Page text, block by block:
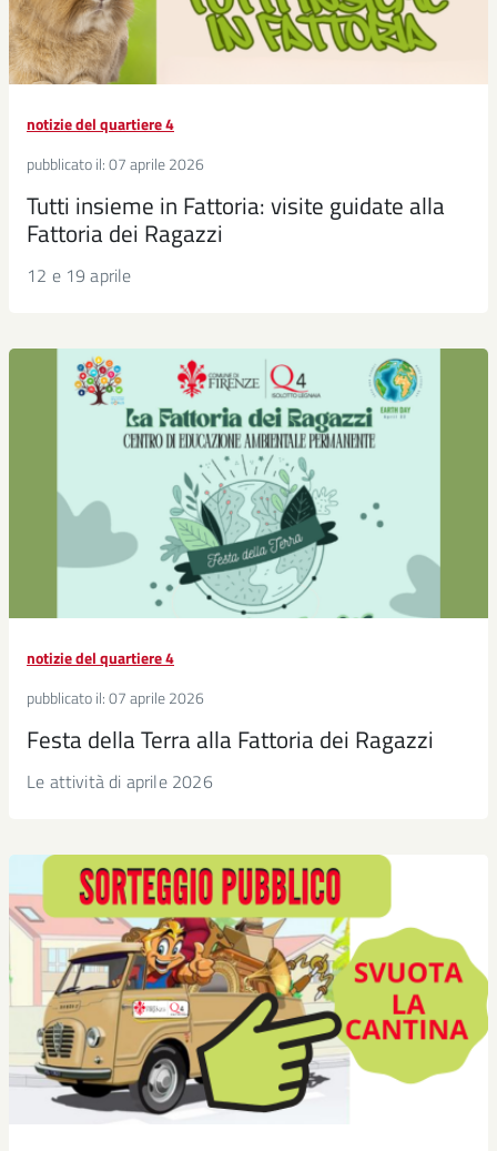
notizie del quartiere 4
pubblicato il:07 aprile 2026
Tutti insieme in Fattoria: visite guidate alla
Fattoria dei Ragazzi
12 e 19 aprile
notizie del quartiere 4
pubblicato il:07 aprile 2026
Festa della Terra alla Fattoria dei Ragazzi
Le attività di aprile 2026